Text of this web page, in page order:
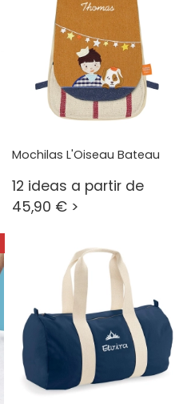
Mochilas L'Oiseau Bateau
12 ideas a partir de
45,90 € >